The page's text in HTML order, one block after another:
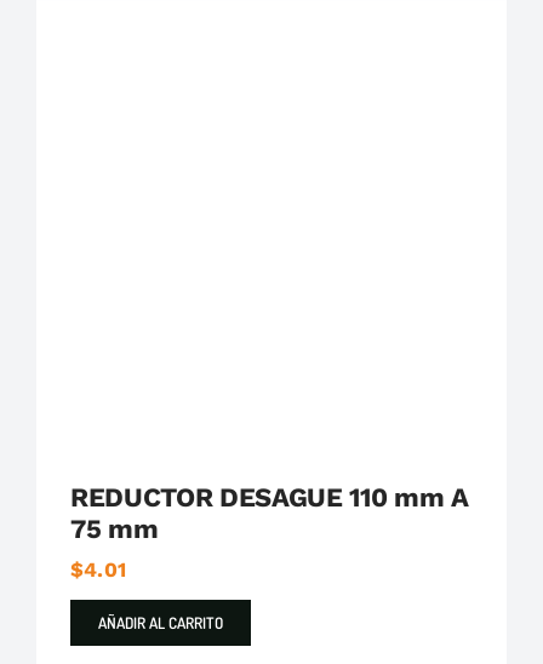
REDUCTOR DESAGUE 110 mm A
75 mm
$4.01
AÑADIR AL CARRITO